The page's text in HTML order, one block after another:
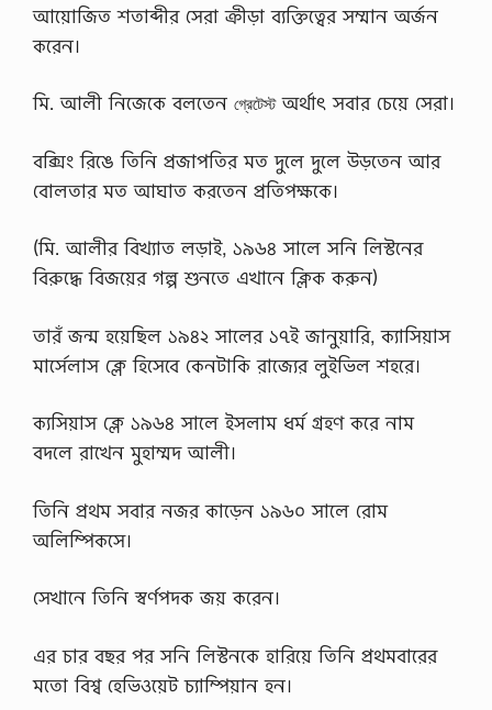
আয়োজিত শতাব্দীর সেরা ক্রীড়া ব্যক্তিত্বের সম্মান অর্জন
করেন।
মি. আলী নিজেকে বলতেন গ্রেটেস্টঅর্থাৎ সবার চেয়ে সেরা।
বক্সিং রিঙে তিনি প্রজাপতির মত দুলে দুলে উড়তেন আর
বোলতার মত আঘাত করতেন প্রতিপক্ষকে।
(মি. আলীর বিখ্যাত লড়াই, ১৯৬৪ সালে সনি লিস্টনের
বিরুদ্ধে বিজয়ের গল্প শুনতে এখানে ক্লিক করুন)
তারঁ জন্ম হয়েছিল ১৯৪২ সালের ১৭ই জানুয়ারি, ক্যাসিয়াস
মার্সেলাস ক্লে হিসেবে কেনটাকি রাজ্যের লুইভিল শহরে।
ক্যসিয়াস ক্লে ১৯৬৪ সালে ইসলাম ধর্ম গ্রহণ করে নাম
বদলে রাখেন মুহাম্মদ আলী।
তিনি প্রথম সবার নজর কাড়েন ১৯৬০ সালে রোম
অলিম্পিকসে।
সেখানে তিনি স্বর্ণপদক জয় করেন।
এর চার বছর পর সনি লিস্টনকে হারিয়ে তিনি প্রথমবারের
মতো বিশ্ব হেভিওয়েট চ্যাম্পিয়ান হন।